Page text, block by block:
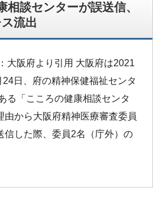
相談センターが誤送信、
流出
大阪府より引用 大阪府は2021
24日、府の精神保健福祉センタ
る「こころの健康相談センタ
由から大阪府精神医療審査委員
信した際、委員2名（庁外）の